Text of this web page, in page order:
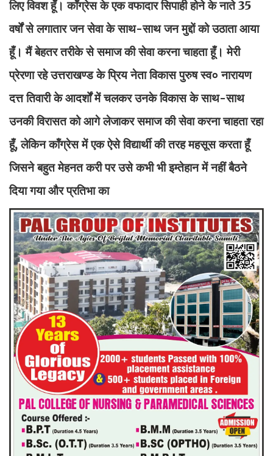
लिए विवश हूँ। कॉंग्रेस के एक वफादार सिपाही होने के नाते 35
वर्षों से लगातार जन सेवा के साथ-साथ जन मुद्दों को उठाता आया
हूँ। मैं बेहतर तरीके से समाज की सेवा करना चाहता हूँ। मेरी
प्रेरणा रहे उत्तराखण्ड के प्रिय नेता विकास पुरुष स्व० नारायण
दत्त तिवारी के आदर्शों में चलकर उनके विकास के साथ-साथ
उनकी विरासत को आगे लेजाकर समाज की सेवा करना चाहता रहा
हूँ, लेकिन कॉंग्रेस में एक ऐसे विद्यार्थी की तरह महसूस करता हूँ
जिसने बहुत मेहनत करी पर उसे कभी भी इम्तेहान में नहीं बैठने
दिया गया और प्रतिभा का